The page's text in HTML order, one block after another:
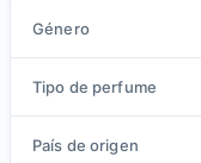
Género
Tipo de perfume
País de origen